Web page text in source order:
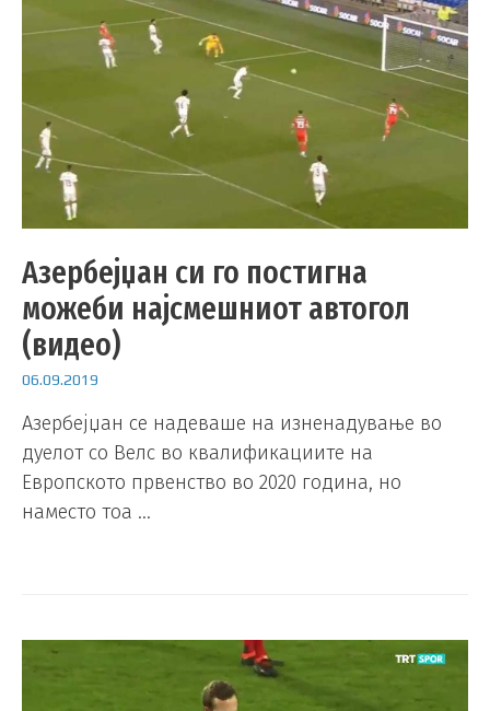
Азербејџан си го постигна
можеби најсмешниот автогол
(видео)
06.09.2019
Азербејџан се надеваше на изненадување во
дуелот со Велс во квалификациите на
Европското првенство во 2020 година, но
наместо тоа …